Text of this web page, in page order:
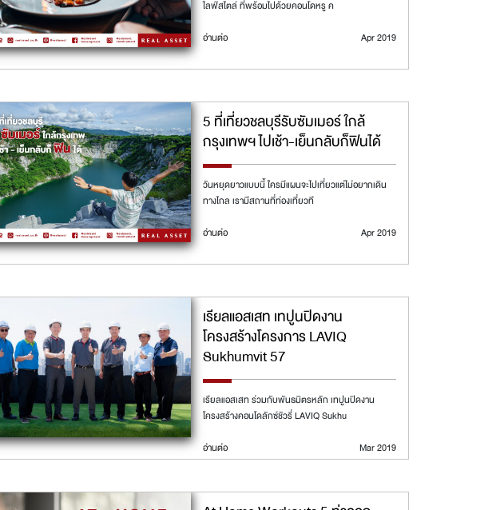
ไลฟ์สไตล์ ที่พร้อมไปด้วยคอนโดหรู ค
Apr 2019
อ่านต่อ
5 ที่เที่ยวชลบุรีรับซัมเมอร์ ใกล้
กรุงเทพฯ ไปเช้า-เย็นกลับก็ฟินได้
วันหยุดยาวแบบนี้ ใครมีแผนจะไปเที่ยวแต่ไม่อยากเดิน
ทางไกล เรามีสถานที่ท่องเที่ยวที
Apr 2019
อ่านต่อ
เรียลแอสเสท เทปูนปิดงาน
โครงสร้างโครงการ LAVIQ
Sukhumvit 57
เรียลแอสเสท ร่วมกับพันธมิตรหลัก เทปูนปิดงาน
โครงสร้างคอนโดลักซ์ชัวรี่ LAVIQ Sukhu
Mar 2019
อ่านต่อ